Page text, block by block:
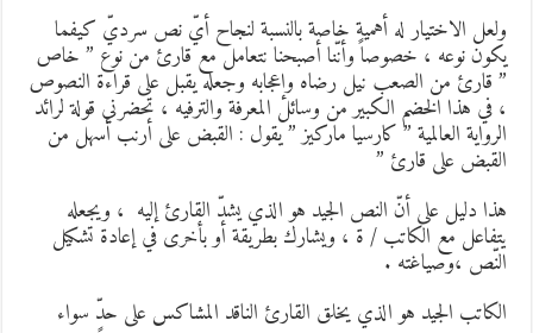
الاختيار له أهمية خاصة بالنسبة لنجاح أيّ نص سرديّ كيفما
نوعه ، خصوصاً وأنّنا أصبحنا نتعامل مع قارئ من نوع ” خاص
قارئ من الصعب نيل رضاه وإعجابه وجعله يقبل على قراءة النصوص
في هذا الخضم الكبير من وسائل المعرفة والترفيه ، تحضرني قولة لرائد
العالمية ” كارسيا ماركيز ” يقول : القبض على أرنب أسهل من
على قارئ ”
دليل على أنّ النص الجيد هو الذي يشدّ القارئ إليه ، ويجعله
مع الكاتب / ة ، ويشارك بطريقة أو بأخرى في إعادة تشكيل
،وصياغته .
الجيد هو الذي يخلق القارئ الناقد المشاكس على حدٍّ سواء